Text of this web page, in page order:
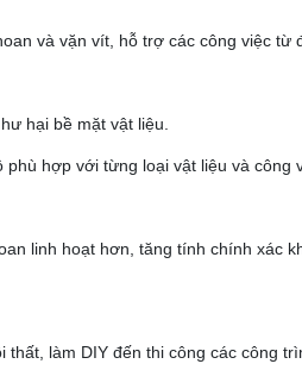
và vặn vít, hỗ trợ các công việc từ
hại bề mặt vật liệu.
hợp với từng loại vật liệu và công
linh hoạt hơn, tăng tính chính xác
làm DIY đến thi công các công